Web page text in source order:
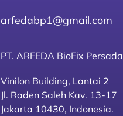
arfedabp1@gmail.com
PT. ARFEDA BioFix Persada
Vinilon Building, Lantai 2
Jl. Raden Saleh Kav. 13-17
Jakarta 10430, Indonesia.